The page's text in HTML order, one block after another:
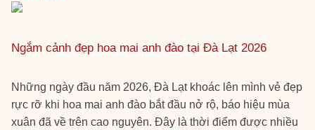
Ngắm cảnh đẹp hoa mai anh đào tại Đà Lạt 2026
Những ngày đầu năm 2026, Đà Lạt khoác lên mình vẻ đẹp
rực rỡ khi hoa mai anh đào bắt đầu nở rộ, báo hiệu mùa
xuân đã về trên cao nguyên. Đây là thời điểm được nhiều